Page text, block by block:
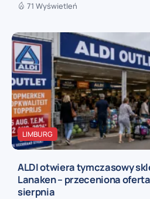
71 Wyświetleń
LIMBURG
ALDI otwiera tymczasowy
Lanaken – przeceniona
sierpnia